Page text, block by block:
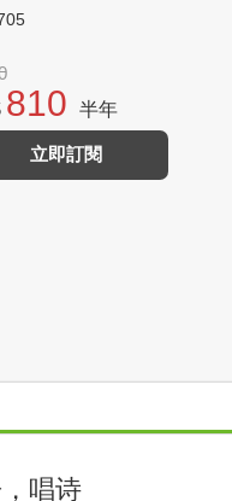
810 半年
立即訂閱
唱诗